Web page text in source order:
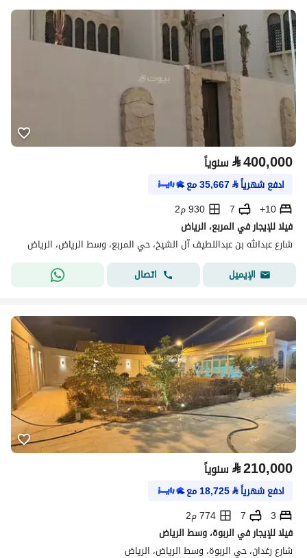
⃁400,000 سنوياً
ادفع شهرياً⃁
35,667مع
10+
7
930 م2
فيلا للإيجار في المربع، الرياض
شارع عبدالله بن عبداللطيف آل الشيخ، حي المربع، وسط الرياض، الرياض
الإيميل
اتصال
⃁210,000 سنوياً
ادفع شهرياً⃁
18,725مع
3
7
774 م2
فيلا للإيجار في الربوة، وسط الرياض
شارع رغدان، حي الربوة، وسط الرياض، الرياض